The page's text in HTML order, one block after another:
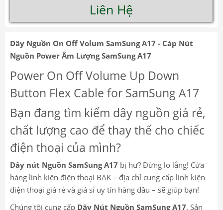
Liên Hệ
Dây Nguồn On Off Volum SamSung A17 - Cáp Nút
Nguồn Power Âm Lượng SamSung A17
Power On Off Volume Up Down
Button Flex Cable for SamSung A17
Bạn đang tìm kiếm dây nguồn giá rẻ,
chất lượng cao để thay thế cho chiếc
điện thoại của mình?
Dây nút Nguồn SamSung A17 bị hư? Đừng lo lắng! Cửa
hàng linh kiện điện thoại BAK – địa chỉ cung cấp linh kiện
điện thoại giá rẻ và giá sỉ uy tín hàng đầu – sẽ giúp bạn!
Chúng tôi cung cấp Dây Nút Nguồn SamSung A17. Sản